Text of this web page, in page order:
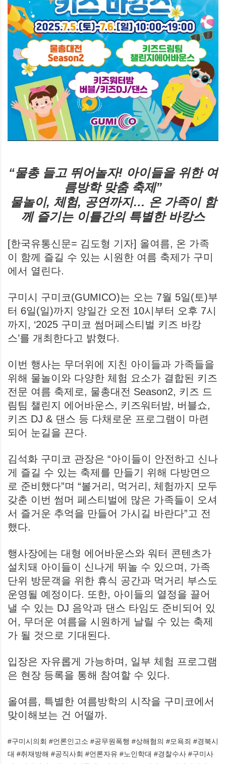
“물총 들고 뛰어놀자! 아이들을 위한 여
름방학 맞춤 축제”
물놀이, 체험, 공연까지… 온 가족이 함
께 즐기는 이틀간의 특별한 바캉스
[한국유통신문= 김도형 기자] 올여름, 온 가족
이 함께 즐길 수 있는 시원한 여름 축제가 구미
에서 열린다.
구미시 구미코(GUMICO)는 오는 7월 5일(토)부
터 6일(일)까지 양일간 오전 10시부터 오후 7시
까지, ‘2025 구미코 썸머페스티벌 키즈 바캉
스’를 개최한다고 밝혔다.
이번 행사는 무더위에 지친 아이들과 가족들을
위해 물놀이와 다양한 체험 요소가 결합된 키즈
전문 여름 축제로, 물총대전 Season2, 키즈 드
림팀 챌린지 에어바운스, 키즈워터밤, 버블쇼,
키즈 DJ & 댄스 등 다채로운 프로그램이 마련
되어 눈길을 끈다.
김석화 구미코 관장은 “아이들이 안전하고 신나
게 즐길 수 있는 축제를 만들기 위해 다방면으
로 준비했다”며 “볼거리, 먹거리, 체험까지 모두
갖춘 이번 썸머 페스티벌에 많은 가족들이 오셔
서 즐거운 추억을 만들어 가시길 바란다”고 전
했다.
행사장에는 대형 에어바운스와 워터 콘텐츠가
설치돼 아이들이 신나게 뛰놀 수 있으며, 가족
단위 방문객을 위한 휴식 공간과 먹거리 부스도
운영될 예정이다. 또한, 아이들의 열정을 끌어
낼 수 있는 DJ 음악과 댄스 타임도 준비되어 있
어, 무더운 여름을 시원하게 날릴 수 있는 축제
가 될 것으로 기대된다.
입장은 자유롭게 가능하며, 일부 체험 프로그램
은 현장 등록을 통해 참여할 수 있다.
올여름, 특별한 여름방학의 시작을 구미코에서
맞이해보는 건 어떨까.
#구미시의회 #언론인고소 #공무원폭행 #상해혐의 #모욕죄 #경북시
대 #취재방해 #공직사회 #언론자유 #노인학대 #경찰수사 #구미사